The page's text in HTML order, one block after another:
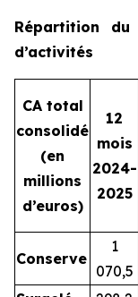
Répartition du
d’activités
CA total
consolidé
(en
millions
d’euros)
12
mois
2024-
2025
Conserve
1
070,5